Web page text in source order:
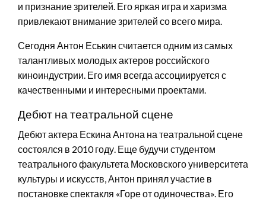
и признание зрителей. Его яркая игра и харизма
привлекают внимание зрителей со всего мира.
Сегодня Антон Еськин считается одним из самых
талантливых молодых актеров российского
киноиндустрии. Его имя всегда ассоциируется с
качественными и интересными проектами.
Дебют на театральной сцене
Дебют актера Ескина Антона на театральной сцене
состоялся в 2010 году. Еще будучи студентом
театрального факультета Московского университета
культуры и искусств, Антон принял участие в
постановке спектакля «Горе от одиночества». Его